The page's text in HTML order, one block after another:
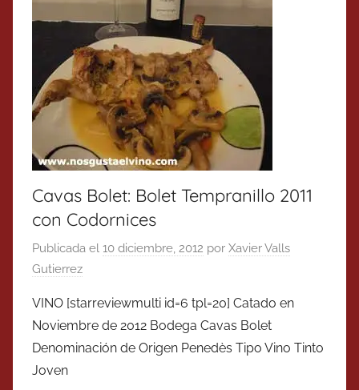
Cavas Bolet: Bolet Tempranillo 2011
con Codornices
Publicada el 10 diciembre, 2012 por Xavier Valls
Gutierrez
VINO [starreviewmulti id=6 tpl=20] Catado en
Noviembre de 2012 Bodega Cavas Bolet
Denominación de Origen Penedès Tipo Vino Tinto
Joven